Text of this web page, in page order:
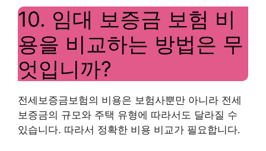
10. 임대 보증금 보험 비
용을 비교하는 방법은 무
엇입니까?
전세보증금보험의 비용은 보험사뿐만 아니라 전세
보증금의 규모와 주택 유형에 따라서도 달라질 수
있습니다. 따라서 정확한 비용 비교가 필요합니다.